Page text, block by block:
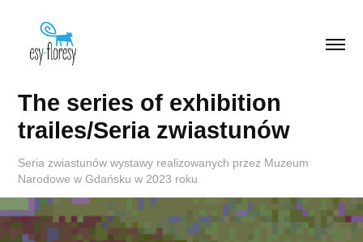
The series of exhibition
trailes/Seria zwiastunów
Seria zwiastunów wystawy realizowanych przez Muzeum
Narodowe w Gdańsku w 2023 roku